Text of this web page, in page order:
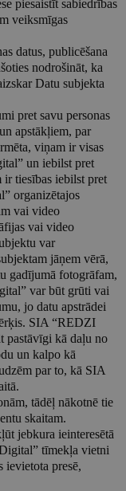
piesaistīt sabiedrības
veiksmīgas
datus, publicēšana
nodrošināt, ka
Datu subjekta
pret savu personas
apstākļiem, par
viņam ir visas
un iebilst pret
ir tiesības iebilst pret
organizētajos
vai video
vai video
var
jāņem vērā,
gadījumā fotogrāfam,
var būt grūti vai
jo datu apstrādei
SIA “REDZI
pastāvīgi kā daļu no
un kalpo kā
par to, kā SIA
tādēļ nākotnē tie
skaitam.
jebkura ieinteresētā
tīmekļa vietni
presē,